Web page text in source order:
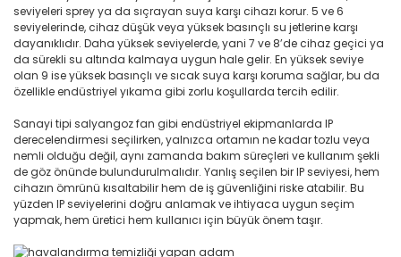
seviyeleri sprey ya da sıçrayan suya karşı cihazı korur. 5 ve 6
seviyelerinde, cihaz düşük veya yüksek basınçlı su jetlerine karşı
dayanıklıdır. Daha yüksek seviyelerde, yani 7 ve 8’de cihaz geçici ya
da sürekli su altında kalmaya uygun hale gelir. En yüksek seviye
olan 9 ise yüksek basınçlı ve sıcak suya karşı koruma sağlar, bu da
özellikle endüstriyel yıkama gibi zorlu koşullarda tercih edilir.
Sanayi tipi salyangoz fan gibi endüstriyel ekipmanlarda IP
derecelendirmesi seçilirken, yalnızca ortamın ne kadar tozlu veya
nemli olduğu değil, aynı zamanda bakım süreçleri ve kullanım şekli
de göz önünde bulundurulmalıdır. Yanlış seçilen bir IP seviyesi, hem
cihazın ömrünü kısaltabilir hem de iş güvenliğini riske atabilir. Bu
yüzden IP seviyelerini doğru anlamak ve ihtiyaca uygun seçim
yapmak, hem üretici hem kullanıcı için büyük önem taşır.